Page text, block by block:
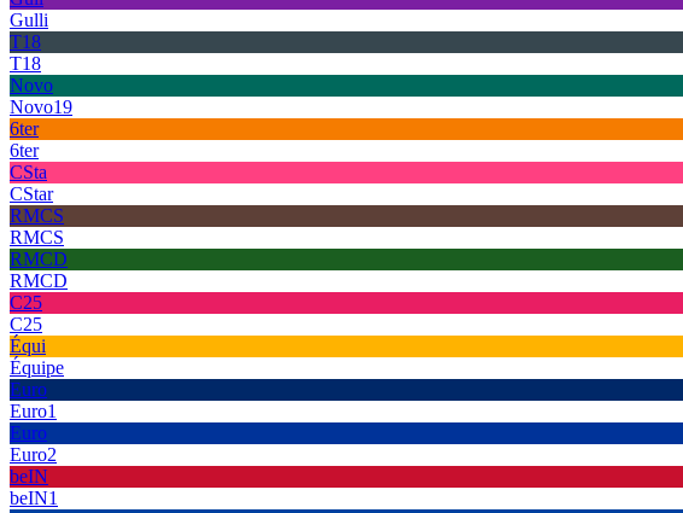
Gulli
T18
T18
Novo
Novo19
6ter
6ter
CSta
CStar
RMCS
RMCS
RMCD
RMCD
C25
C25
Équi
Équipe
Euro
Euro1
Euro
Euro2
beIN
beIN1